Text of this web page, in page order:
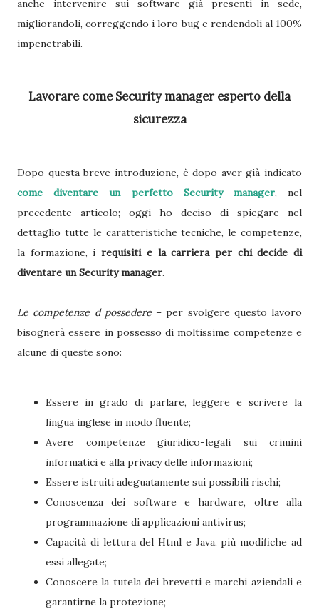
anche intervenire sui software già presenti in sede,
migliorandoli, correggendo i loro bug e rendendoli al 100%
impenetrabili.
Lavorare come Security manager esperto della
sicurezza
Dopo questa breve introduzione, è dopo aver già indicato
come diventare un perfetto Security manager, nel
precedente articolo; oggi ho deciso di spiegare nel
dettaglio tutte le caratteristiche tecniche, le competenze,
la formazione, irequisiti e la carriera per chi decide di
diventare un Security manager.
Le competenze d possedere– per svolgere questo lavoro
bisognerà essere in possesso di moltissime competenze e
alcune di queste sono:
Essere in grado di parlare, leggere e scrivere la
lingua inglese in modo fluente;
Avere competenze giuridico-legali sui crimini
informatici e alla privacy delle informazioni;
Essere istruiti adeguatamente sui possibili rischi;
Conoscenza dei software e hardware, oltre alla
programmazione di applicazioni antivirus;
Capacità di lettura del Html e Java, più modifiche ad
essi allegate;
Conoscere la tutela dei brevetti e marchi aziendali e
garantirne la protezione;